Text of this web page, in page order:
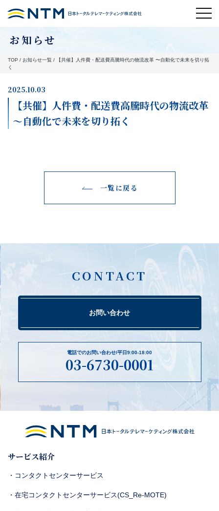
お知らせ
TOP / お知らせ一覧 /
【共催】人件費・配送費高騰時代の物流改革 〜自動化で未来を切り拓
く
2025.10.03
【共催】人件費・配送費高騰時代の物流改革
〜自動化で未来を切り拓く
一覧に戻る
CONTACT
お問い合わせ
電話でのお問い合わせ/平日9:00-18:00
03-6730-0001
サービス紹介
・コンタクトセンターサービス
・在宅コンタクトセンターサービス(CS_Re-MOTE)